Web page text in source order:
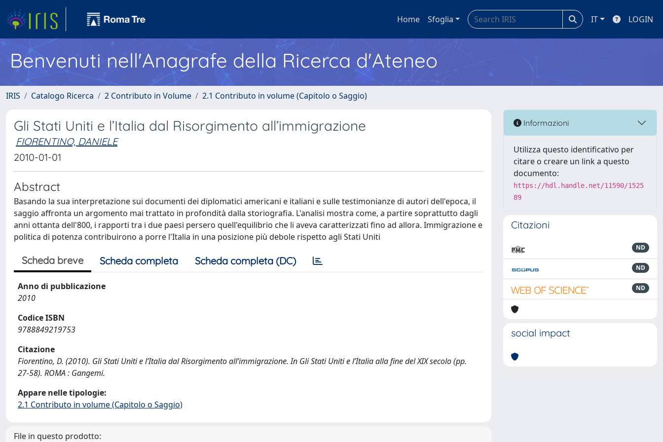
Home Sfoglia IT LOGIN
Benvenuti nell'Anagrafe della Ricerca d'Ateneo
IRIS Catalogo Ricerca 2 Contributo in Volume 2.1 Contributo in volume (Capitolo o Saggio)
Gli Stati Uniti e l’Italia dal Risorgimento all’immigrazione
FIORENTINO, DANIELE
2010-01-01
Abstract
Basando la sua interpretazione sui documenti dei diplomatici americani e italiani e sulle testimonianze di autori dell'epoca, il
saggio affronta un argomento mai trattato in profondità dalla storiografia. L'analisi mostra come, a partire soprattutto dagli
anni ottanta dell'800, i rapporti tra i due paesi persero quell'equilibrio che li aveva caratterizzati fino ad allora. Immigrazione e
politica di potenza contribuirono a porre l'Italia in una posizione più debole rispetto agli Stati Uniti
Scheda breve Scheda completa Scheda completa (DC)
Anno di pubblicazione
2010
Codice ISBN
9788849219753
Citazione
Fiorentino, D. (2010). Gli Stati Uniti e l’Italia dal Risorgimento all’immigrazione. In Gli Stati Uniti e l’Italia alla fine del XIX secolo (pp.
27-58). ROMA : Gangemi.
Appare nelle tipologie:
2.1 Contributo in volume (Capitolo o Saggio)
File in questo prodotto:
Informazioni
Utilizza questo identificativo per
citare o creare un link a questo
documento:
https://hdl.handle.net/11590/1525
89
Citazioni
ND
ND
ND
social impact